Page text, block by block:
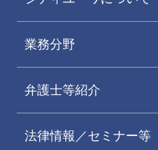
業務分野
弁護士等紹介
法律情報／セミナー等